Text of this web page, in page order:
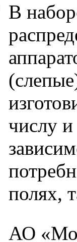
В
числу и
полях,
АО